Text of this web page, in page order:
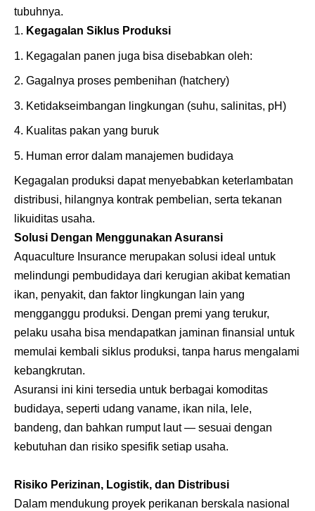
tubuhnya.
Kegagalan Siklus Produksi
Kegagalan panen juga bisa disebabkan oleh:
Gagalnya proses pembenihan (hatchery)
Ketidakseimbangan lingkungan (suhu, salinitas, pH)
Kualitas pakan yang buruk
Human error dalam manajemen budidaya
Kegagalan produksi dapat menyebabkan keterlambatan
distribusi, hilangnya kontrak pembelian, serta tekanan
likuiditas usaha.
Solusi Dengan Menggunakan Asuransi
Aquaculture Insurance merupakan solusi ideal untuk
melindungi pembudidaya dari kerugian akibat kematian
ikan, penyakit, dan faktor lingkungan lain yang
mengganggu produksi. Dengan premi yang terukur,
pelaku usaha bisa mendapatkan jaminan finansial untuk
memulai kembali siklus produksi, tanpa harus mengalami
kebangkrutan.
Asuransi ini kini tersedia untuk berbagai komoditas
budidaya, seperti udang vaname, ikan nila, lele,
bandeng, dan bahkan rumput laut — sesuai dengan
kebutuhan dan risiko spesifik setiap usaha.
Risiko Perizinan, Logistik, dan Distribusi
Dalam mendukung proyek perikanan berskala nasional